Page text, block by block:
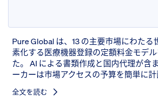
Pure Global は、13 の主要市場にわたる
素化する医療機器登録の定額料金モデ
た。 AI による書類作成と国内代理が含
ーカーは市場アクセスの予算を簡単に計
全文を読む